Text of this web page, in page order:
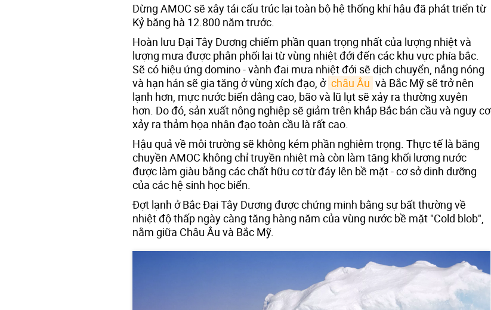
Dừng AMOC sẽ xây tái cấu trúc lại toàn bộ hệ thống khí hậu đã phát triển từ
Kỷ băng hà 12.800 năm trước.
Hoàn lưu Đại Tây Dương chiếm phần quan trọng nhất của lượng nhiệt và
lượng mưa được phân phối lại từ vùng nhiệt đới đến các khu vực phía bắc.
Sẽ có hiệu ứng domino - vành đai mưa nhiệt đới sẽ dịch chuyển, nắng nóng
và hạn hán sẽ gia tăng ở vùng xích đạo, ở châu Âu và Bắc Mỹ sẽ trở nên
lạnh hơn, mực nước biển dâng cao, bão và lũ lụt sẽ xảy ra thường xuyên
hơn. Do đó, sản xuất nông nghiệp sẽ giảm trên khắp Bắc bán cầu và nguy cơ
xảy ra thảm họa nhân đạo toàn cầu là rất cao.
Hậu quả về môi trường sẽ không kém phần nghiêm trọng. Thực tế là băng
chuyền AMOC không chỉ truyền nhiệt mà còn làm tăng khối lượng nước
được làm giàu bằng các chất hữu cơ từ đáy lên bề mặt - cơ sở dinh dưỡng
của các hệ sinh học biển.
Đợt lạnh ở Bắc Đại Tây Dương được chứng minh bằng sự bất thường về
nhiệt độ thấp ngày càng tăng hàng năm của vùng nước bề mặt "Cold blob",
nằm giữa Châu Âu và Bắc Mỹ.